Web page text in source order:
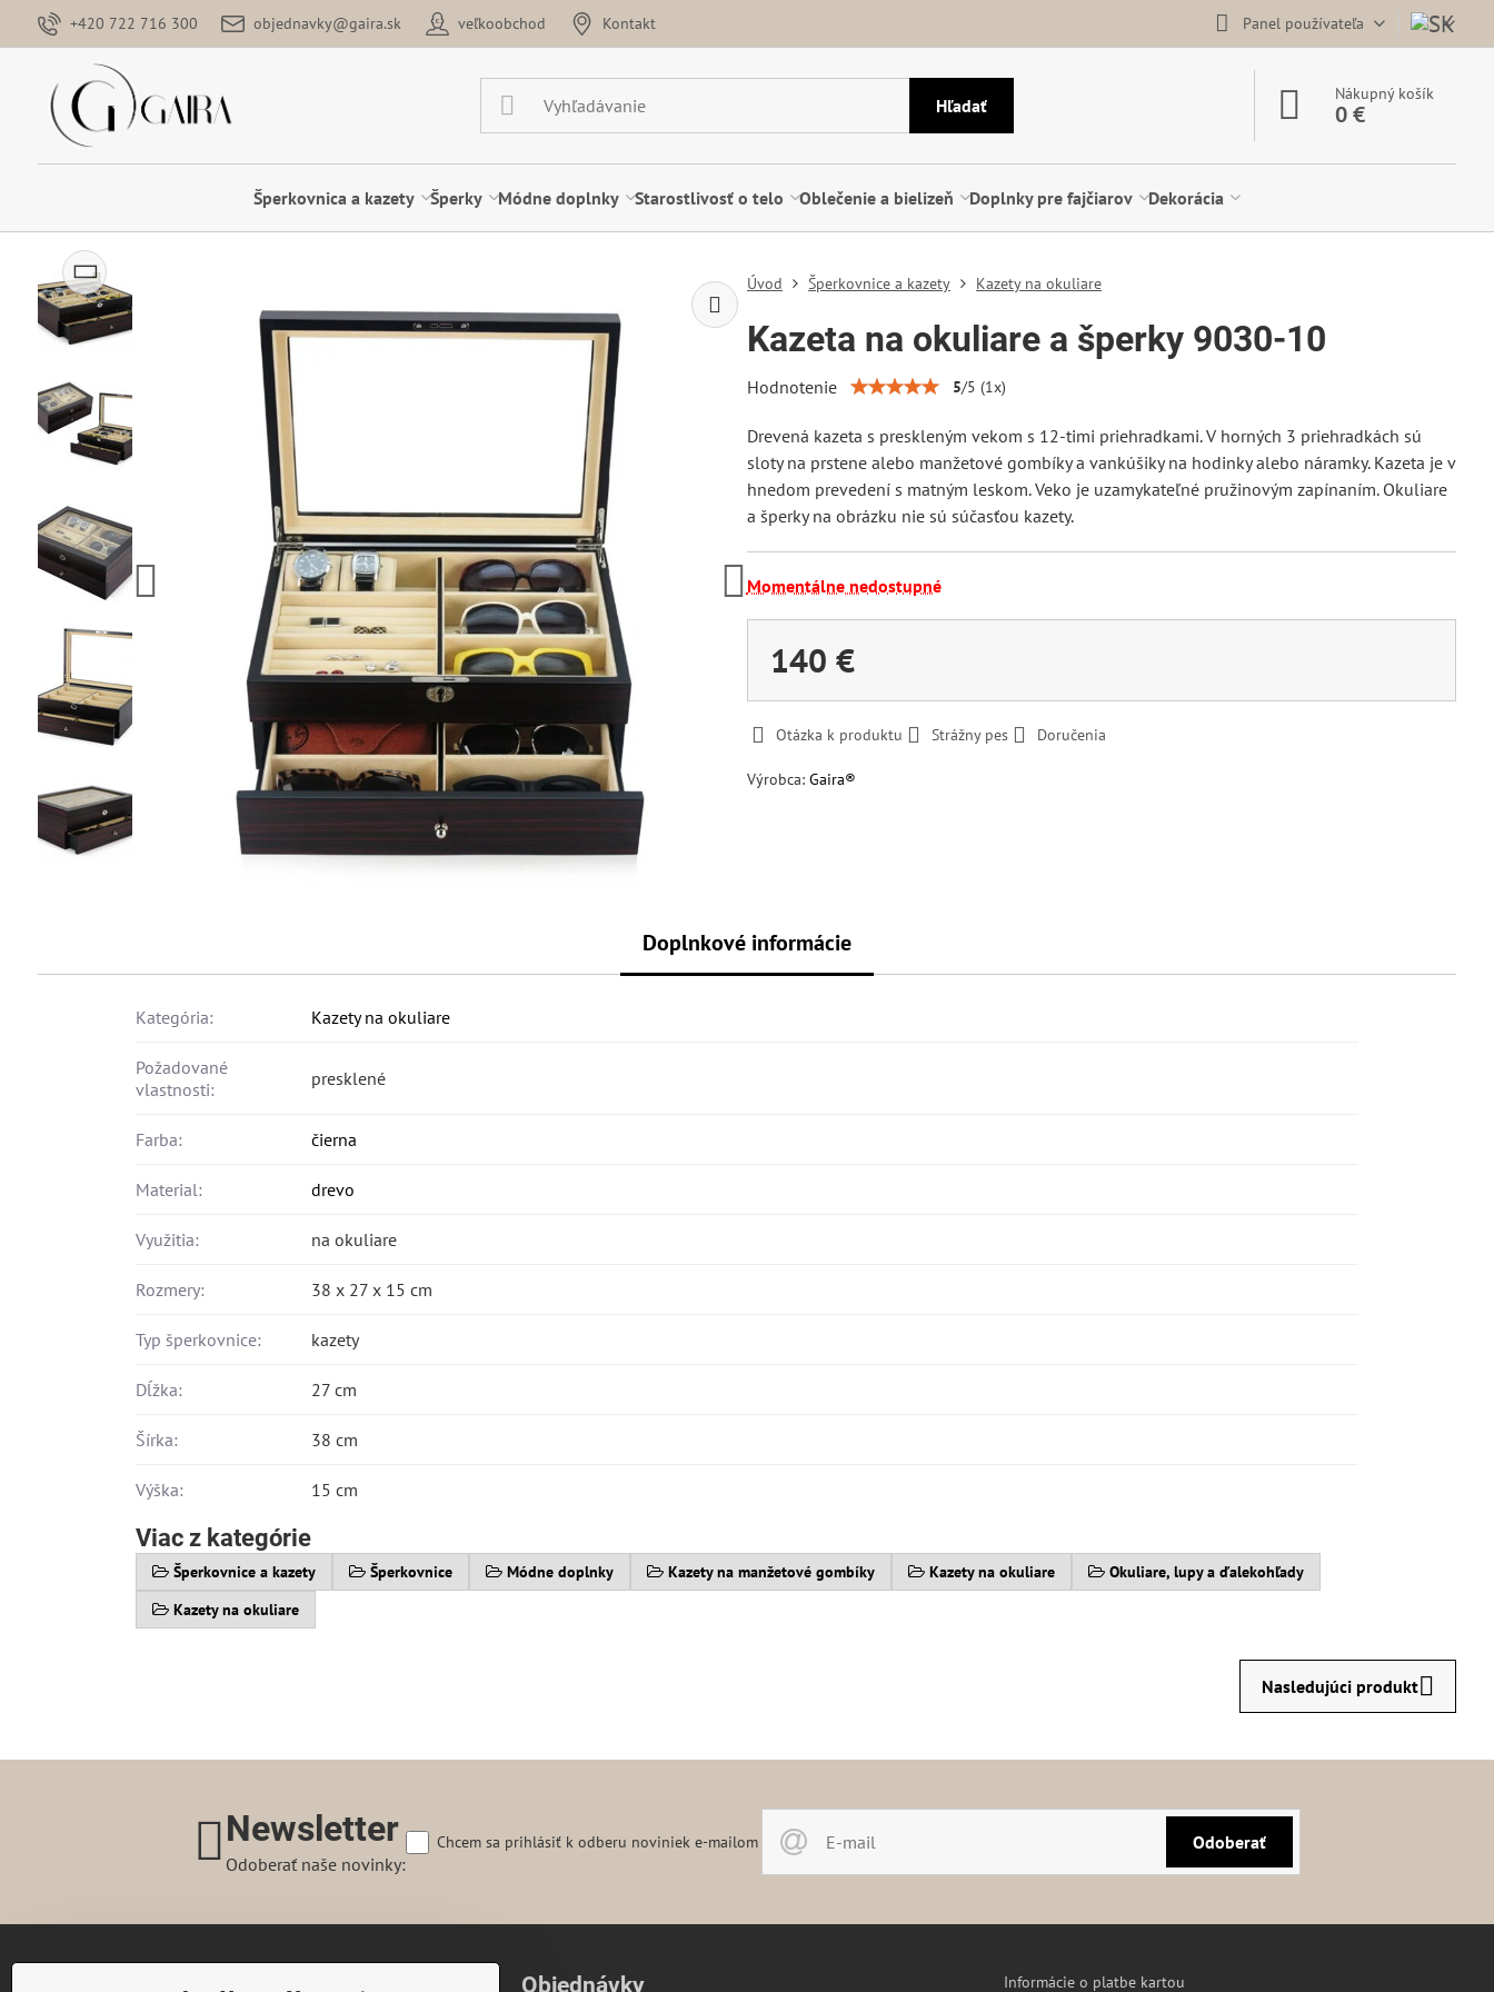
+420 722 716 300 objednavky@gaira.sk veľkoobchod Kontakt Panel používateľa
Hľadať
Nákupný košík
0 €
Šperkovnica a kazety Šperky Módne doplnky Starostlivosť o telo Oblečenie a bielizeň Doplnky pre fajčiarov Dekorácia
Úvod Šperkovnice a kazety Kazety na okuliare
Kazeta na okuliare a šperky 9030-10
Hodnotenie 5/5 (1x)
Drevená kazeta s preskleným vekom s 12-timi priehradkami. V horných 3 priehradkách sú
sloty na prstene alebo manžetové gombíky a vankúšiky na hodinky alebo náramky. Kazeta je v
hnedom prevedení s matným leskom. Veko je uzamykateľné pružinovým zapínaním. Okuliare
a šperky na obrázku nie sú súčasťou kazety.
Momentálne nedostupné
140 €
Otázka k produktu Strážny pes Doručenia
Výrobca: Gaira®
Doplnkové informácie
Kategória: Kazety na okuliare
Požadované
vlastnosti:
presklené
Farba: čierna
Material: drevo
Využitia: na okuliare
Rozmery: 38 x 27 x 15 cm
Typ šperkovnice: kazety
Dĺžka: 27 cm
Šírka: 38 cm
Výška: 15 cm
Viac z kategórie
Šperkovnice a kazety Šperkovnice Módne doplnky Kazety na manžetové gombíky Kazety na okuliare
Okuliare, lupy a ďalekohľady
Kazety na okuliare
Nasledujúci produkt
Newsletter
Odoberať naše novinky:
Odoberať
Chcem sa prihlásiť k odberu noviniek e-mailom
Objednávky Informácie o platbe kartou